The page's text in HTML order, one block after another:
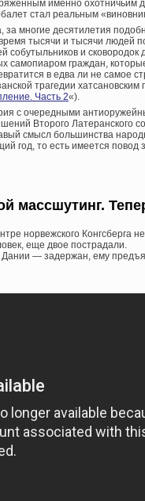
именно охотничьим
стал реальным
многие десятилетия
тысячи и тысячи людей
собутыльников и сковородок
самопиаром граждан,
в едва ли не самое
трагедии
Часть 2«).
с очередными
Второго Латеранского
смысл большинства
год, то есть имеется повод
массшутинг.
норвежского Конгсберга
еще двое пострадали.
— задержан, ему